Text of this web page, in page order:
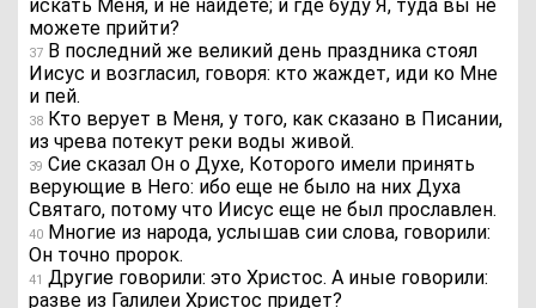
искать Меня, и не найдете; и где буду Я, туда вы не
можете прийти?
37 В последний же великий день праздника стоял
Иисус и возгласил, говоря: кто жаждет, иди ко Мне
и пей.
38 Кто верует в Меня, у того, как сказано в Писании,
из чрева потекут реки воды живой.
39 Сие сказал Он о Духе, Которого имели принять
верующие в Него: ибо еще не было на них Духа
Святаго, потому что Иисус еще не был прославлен.
40 Многие из народа, услышав сии слова, говорили:
Он точно пророк.
41 Другие говорили: это Христос. А иные говорили:
разве из Галилеи Христос придет?